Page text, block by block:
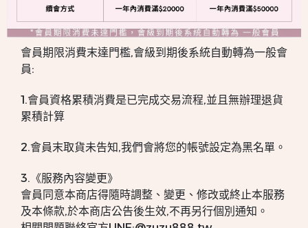
會員期限消費末達門檻,會級到期後系統自動轉為一般會
員:
1.會員資格累積消費是已完成交易流程,並且無辦理退貨
累積計算
2.會員末取貨未告知,我們會將您的帳號設定為黑名單。
3.《服務內容變更》
會員同意本商店得隨時調整、變更、修改或終止本服務
及本條款,於本商店公告後生效,不再另行個別通知。